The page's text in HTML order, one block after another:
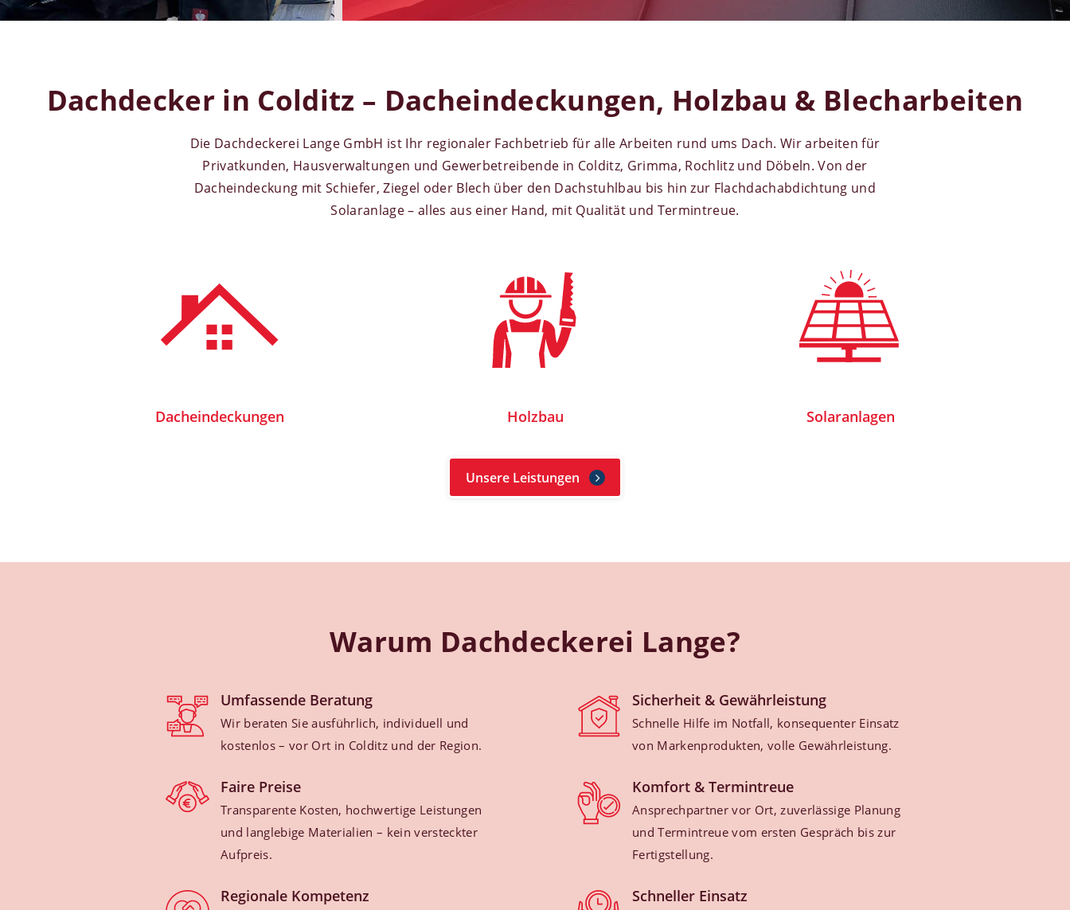
Dachdecker in Colditz – Dacheindeckungen, Holzbau & Blecharbeiten
Die Dachdeckerei Lange GmbH ist Ihr regionaler Fachbetrieb für alle Arbeiten rund ums Dach. Wir arbeiten für
Privatkunden, Hausverwaltungen und Gewerbetreibende in Colditz, Grimma, Rochlitz und Döbeln. Von der
Dacheindeckung mit Schiefer, Ziegel oder Blech über den Dachstuhlbau bis hin zur Flachdachabdichtung und
Solaranlage – alles aus einer Hand, mit Qualität und Termintreue.
Dacheindeckungen Holzbau Solaranlagen
Unsere Leistungen
Warum Dachdeckerei Lange?
Umfassende Beratung
Wir beraten Sie ausführlich, individuell und
kostenlos – vor Ort in Colditz und der Region.
Sicherheit & Gewährleistung
Schnelle Hilfe im Notfall, konsequenter Einsatz
von Markenprodukten, volle Gewährleistung.
Faire Preise
Transparente Kosten, hochwertige Leistungen
und langlebige Materialien – kein versteckter
Aufpreis.
Komfort & Termintreue
Ansprechpartner vor Ort, zuverlässige Planung
und Termintreue vom ersten Gespräch bis zur
Fertigstellung.
Regionale Kompetenz Schneller Einsatz